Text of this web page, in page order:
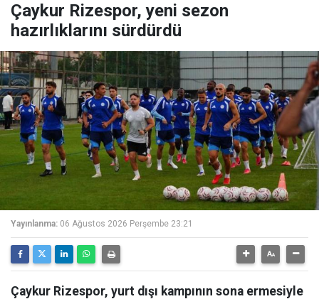
Çaykur Rizespor, yeni sezon
hazırlıklarını sürdürdü
Yayınlanma: 06 Ağustos 2026 Perşembe 23:21
Çaykur Rizespor, yurt dışı kampının sona ermesiyle